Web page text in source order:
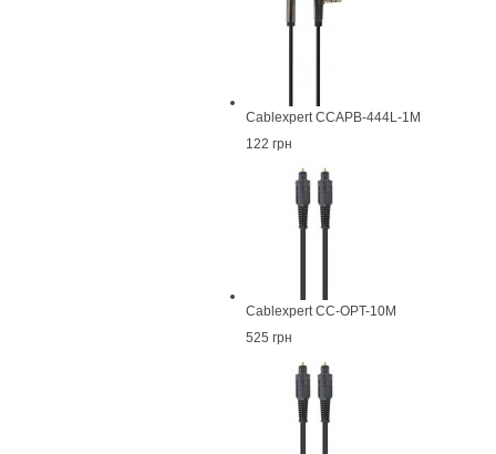
Cablexpert CCAPB-444L-1M
122 грн
Cablexpert CC-OPT-10M
525 грн